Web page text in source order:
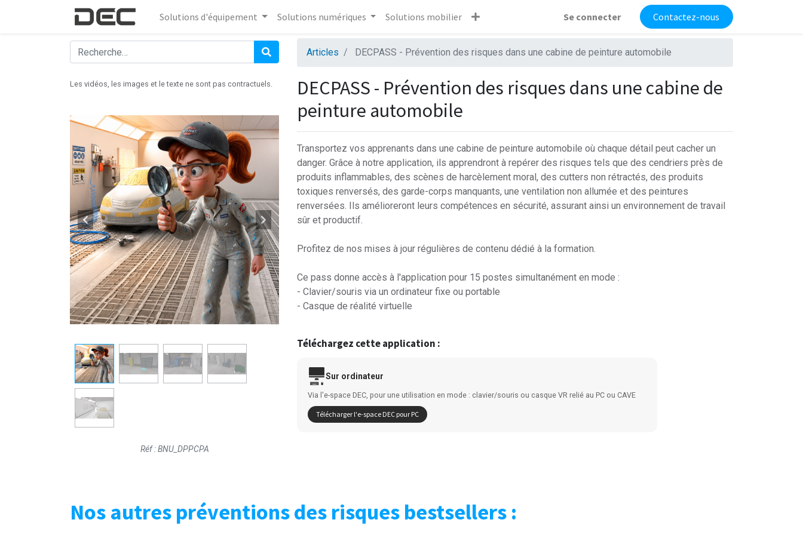
Solutions d'équipement Solutions numériques Solutions mobilier Se connecter Contactez-nous
Articles DECPASS - Prévention des risques dans une cabine de peinture automobile
Les vidéos, les images et le texte ne sont pas contractuels.
Réf : BNU_DPPCPA
DECPASS - Prévention des risques dans une cabine de
peinture automobile
Transportez vos apprenants dans une cabine de peinture automobile où chaque détail peut cacher un
danger. Grâce à notre application, ils apprendront à repérer des risques tels que des cendriers près de
produits inflammables, des scènes de harcèlement moral, des cutters non rétractés, des produits
toxiques renversés, des garde-corps manquants, une ventilation non allumée et des peintures
renversées. Ils amélioreront leurs compétences en sécurité, assurant ainsi un environnement de travail
sûr et productif.
Profitez de nos mises à jour régulières de contenu dédié à la formation.
Ce pass donne accès à l'application pour 15 postes simultanément en mode :
- Clavier/souris via un ordinateur fixe ou portable
- Casque de réalité virtuelle
Téléchargez cette application :
Sur ordinateur
Via l'e-space DEC, pour une utilisation en mode : clavier/souris ou casque VR relié au PC ou CAVE
Télécharger l'e-space DEC pour PC
Nos autres préventions des risques bestsellers :